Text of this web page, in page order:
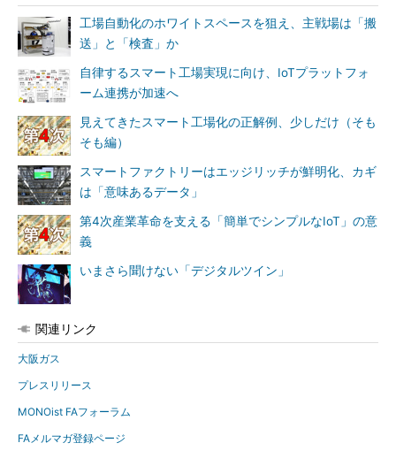
工場自動化のホワイトスペースを狙え、主戦場は「搬
送」と「検査」か
自律するスマート工場実現に向け、IoTプラットフォ
ーム連携が加速へ
見えてきたスマート工場化の正解例、少しだけ（そも
そも編）
スマートファクトリーはエッジリッチが鮮明化、カギ
は「意味あるデータ」
第4次産業革命を支える「簡単でシンプルなIoT」の意
義
いまさら聞けない「デジタルツイン」
関連リンク
大阪ガス
プレスリリース
MONOist FAフォーラム
FAメルマガ登録ページ